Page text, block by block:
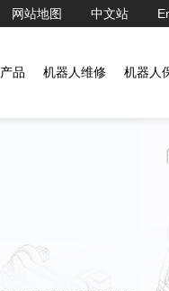
网站地图 中文站
产品 机器人维修 机器人